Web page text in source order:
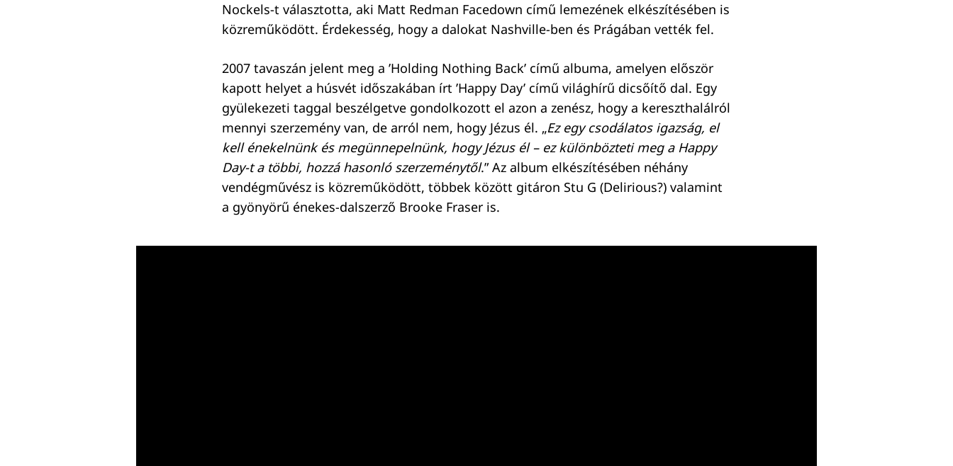
Nockels-t választotta, aki Matt Redman Facedown című lemezének elkészítésében is
közreműködött. Érdekesség, hogy a dalokat Nashville-ben és Prágában vették fel.
2007 tavaszán jelent meg a ’Holding Nothing Back’ című albuma, amelyen először
kapott helyet a húsvét időszakában írt ’Happy Day’ című világhírű dicsőítő dal. Egy
gyülekezeti taggal beszélgetve gondolkozott el azon a zenész, hogy a kereszthalálról
mennyi szerzemény van, de arról nem, hogy Jézus él. „Ez egy csodálatos igazság, el
kell énekelnünk és megünnepelnünk, hogy Jézus él – ez különbözteti meg a Happy
Day-t a többi, hozzá hasonló szerzeménytől.” Az album elkészítésében néhány
vendégművész is közreműködött, többek között gitáron Stu G (Delirious?) valamint
a gyönyörű énekes-dalszerző Brooke Fraser is.